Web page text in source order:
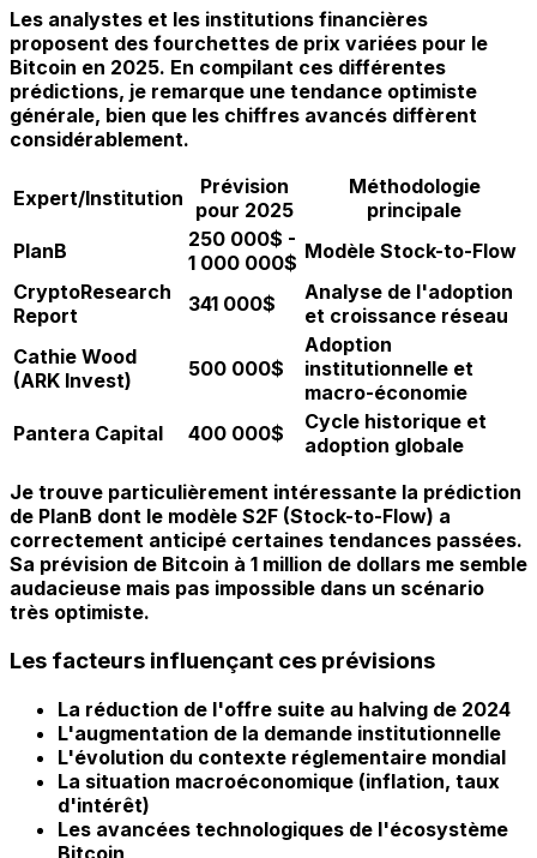
Les analystes et les institutions financières
proposent des fourchettes de prix variées pour le
Bitcoin en 2025. En compilant ces différentes
prédictions, je remarque une tendance optimiste
générale, bien que les chiffres avancés diffèrent
considérablement.
Expert/Institution
Prévision
pour 2025
Méthodologie
principale
PlanB
250 000$ -
1 000 000$ Modèle Stock-to-Flow
CryptoResearch
Report
341 000$
Analyse de l'adoption
et croissance réseau
Cathie Wood
(ARK Invest)
500 000$
Adoption
institutionnelle et
macro-économie
Pantera Capital
400 000$
Cycle historique et
adoption globale
Je trouve particulièrement intéressante la prédiction
de PlanB dont le modèle S2F (Stock-to-Flow) a
correctement anticipé certaines tendances passées.
Sa prévision de Bitcoin à 1 million de dollars me semble
audacieuse mais pas impossible dans un scénario
très optimiste.
Les facteurs influençant ces prévisions
La réduction de l'offre suite au halving de 2024
L'augmentation de la demande institutionnelle
L'évolution du contexte réglementaire mondial
La situation macroéconomique (inflation, taux
d'intérêt)
Les avancées technologiques de l'écosystème
Bitcoin